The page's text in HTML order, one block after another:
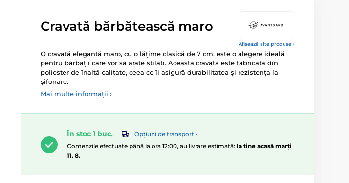
Afișează alte produse ›
Cravată bărbătească maro
O cravată elegantă maro, cu o lățime clasică de 7 cm, este o alegere ideală
pentru bărbații care vor să arate stilați. Această cravată este fabricată din
poliester de înaltă calitate, ceea ce îi asigură durabilitatea și rezistența la
șifonare.
Mai multe informații ›
În stoc 1 buc.
Opțiuni de transport ›
Comenzile efectuate până la ora 12:00, au livrare estimată: la tine acasă marți
11. 8.